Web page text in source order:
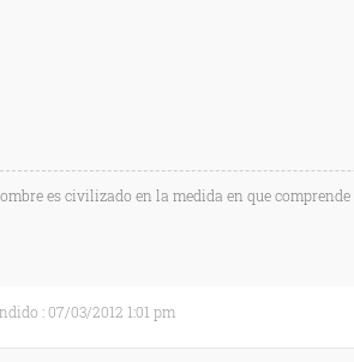
es civilizado en la medida en que
: 07/03/2012 1:01 pm